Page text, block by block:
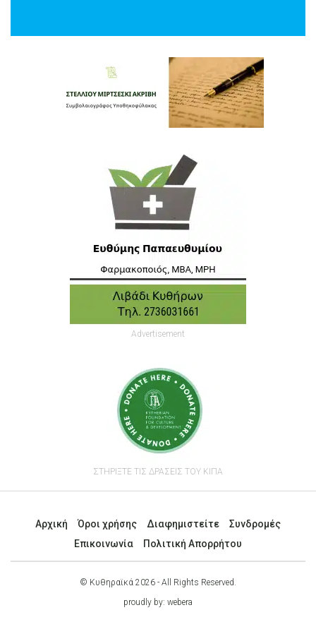
Advertisement
ΣΤΗΡΙΞΤΕ ΤΙΣ ΔΡΑΣΕΙΣ ΤΟΥ ΚΙΠΑ
Αρχική Όροι χρήσης Διαφημιστείτε
Συνδρομές
Επικοινωνία
Πολιτική Απορρήτου
© Κυθηραϊκά 2026 - All Rights Reserved.
proudly by: webera